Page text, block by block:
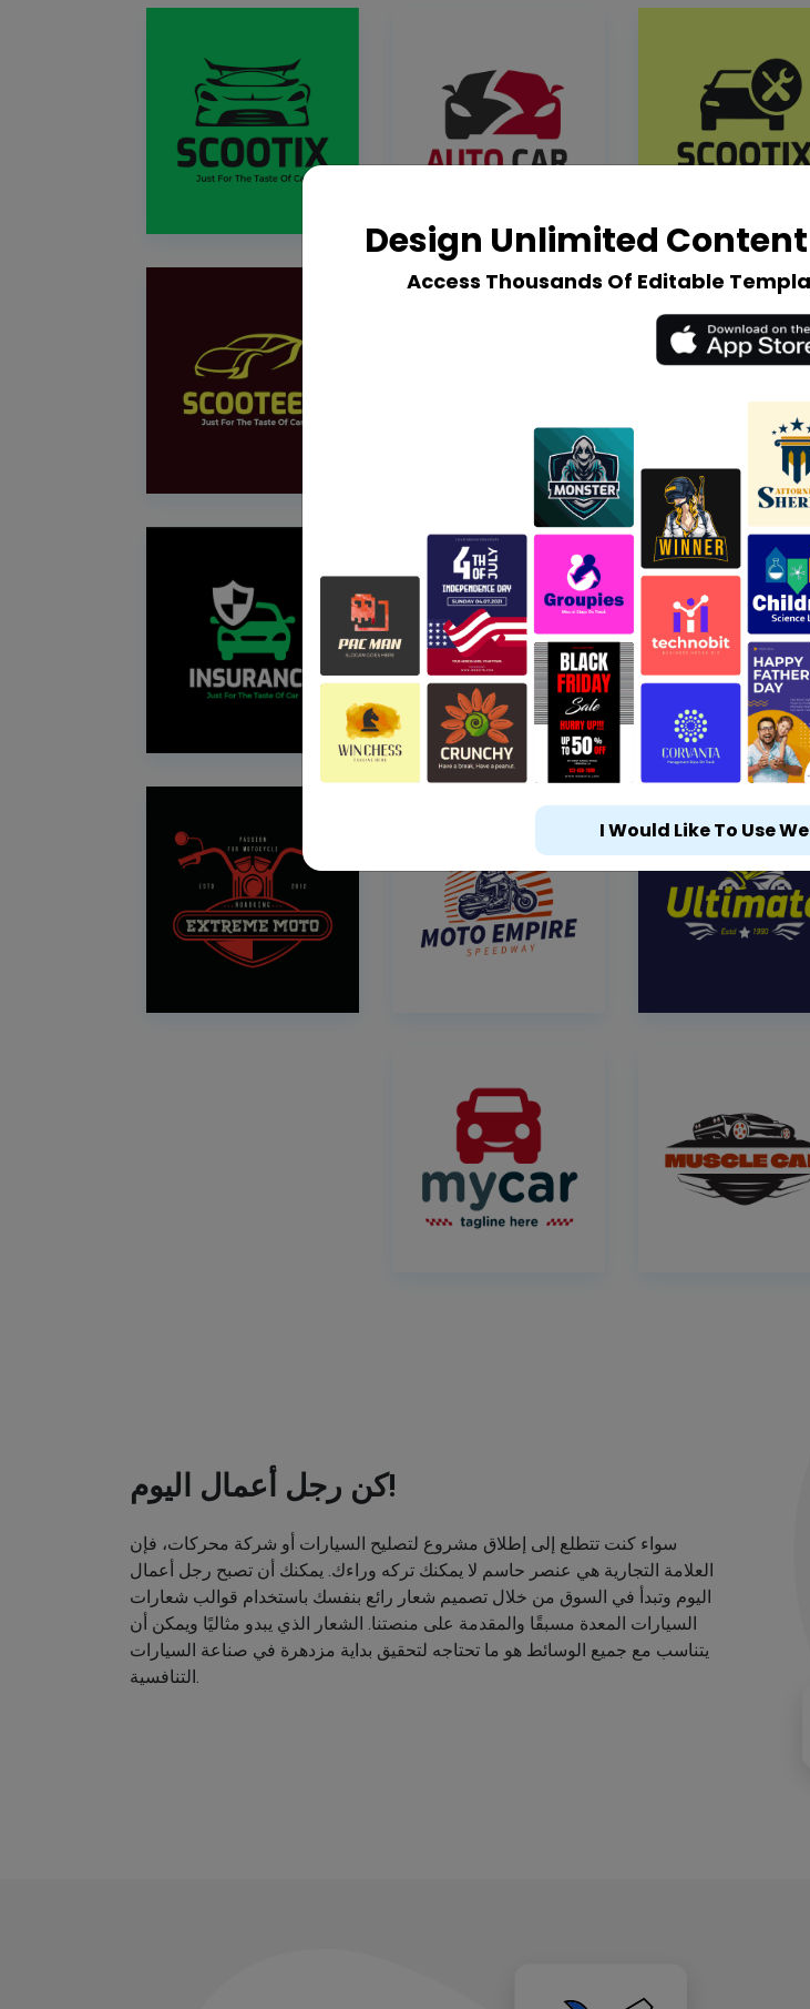
كن رجل أعمال اليوم!
سواء كنت تتطلع إلى إطلاق مشروع لتصليح السيارات أو شركة محركات، فإن
العلامة التجارية هي عنصر حاسم لا يمكنك تركه وراءك. يمكنك أن تصبح رجل أعمال
اليوم وتبدأ في السوق من خلال تصميم شعار رائع بنفسك باستخدام قوالب شعارات
السيارات المعدة مسبقًا والمقدمة على منصتنا. الشعار الذي يبدو مثاليًا ويمكن أن
يتناسب مع جميع الوسائط هو ما تحتاجه لتحقيق بداية مزدهرة في صناعة السيارات
التنافسية.
Design Unlimited
Access Thousands Of Editable
I Would Like To Use